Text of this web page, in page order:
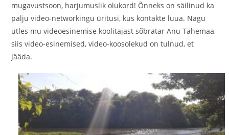
mugavustsoon, harjumuslik olukord! Õnneks on säilinud ka
palju video-networkingu üritusi, kus kontakte luua. Nagu
ütles mu videoesinemise koolitajast sõbratar Anu Tähemaa,
siis video-esinemised, video-koosolekud on tulnud, et
jääda.